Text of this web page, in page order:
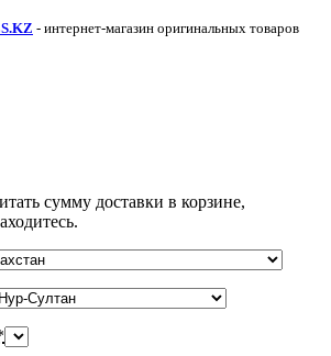
- интернет-магазин оригинальных товаров
сумму доставки в корзине,